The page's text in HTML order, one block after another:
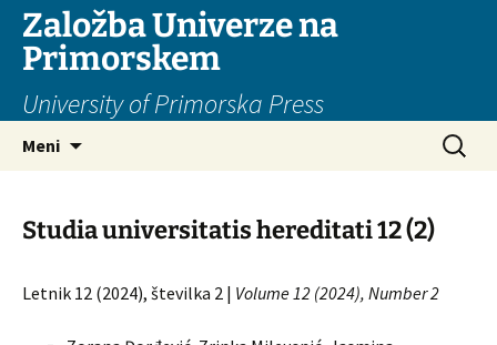
Založba Univerze na
Primorskem
University of Primorska Press
Meni Išči:
Studia universitatis hereditati 12 (2)
Letnik 12 (2024), številka 2 | Volume 12 (2024), Number 2